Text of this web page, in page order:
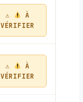
À
VÉRIFIER
À
VÉRIFIER